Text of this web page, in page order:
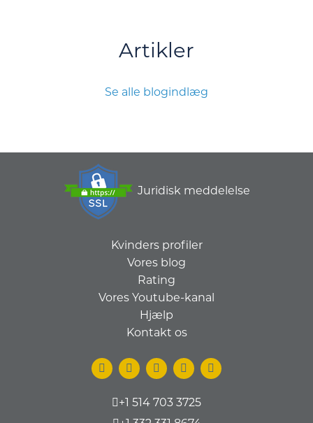
Artikler
Se alle blogindlæg
Juridisk meddelelse
Kvinders profiler
Vores blog
Rating
Vores Youtube-kanal
Hjælp
Kontakt os
+1 514 703 3725